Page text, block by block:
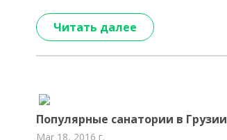
Читать далее
Популярные санатории в Грузии
Mar 18, 2016 г.